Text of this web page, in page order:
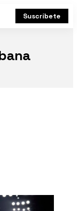
Suscríbete